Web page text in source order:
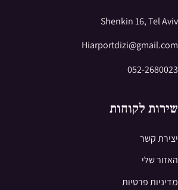
Shenkin 16, Tel Aviv
Hiarportdizi@gmail.com
052-2680023
שירות לקוחות
יצירת קשר
האזור שלי
מדיניות פרטיות